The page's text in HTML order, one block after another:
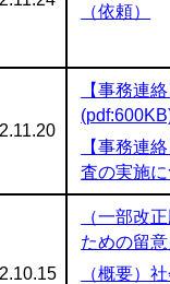
（依頼）
【事務連
【事務連
査の実施
（一部改
ための留
（概要）